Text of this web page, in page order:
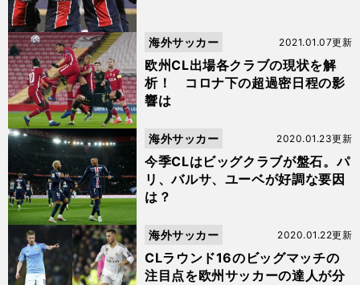
欧州CL出場各クラブの現状を解
析！ コロナ下の超過密日程の影
響は
2021.01.07更新
海外サッカー
今季CLはビッグクラブが盤石。パ
リ、バルサ、ユーベが好調な要因
は？
2020.01.23更新
海外サッカー
CLラウンド16のビッグマッチの
注目点を欧州サッカーの達人が分
2020.01.22更新
海外サッカー